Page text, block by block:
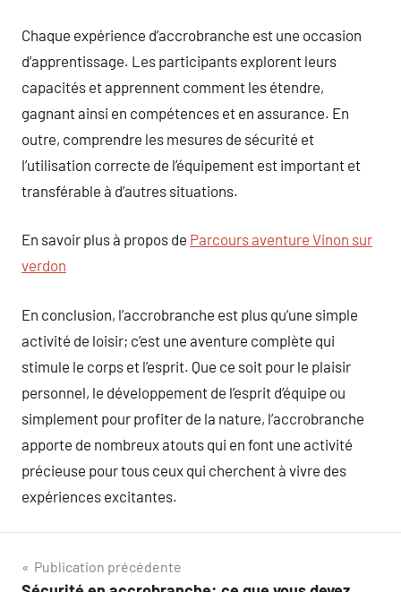
Chaque expérience d’accrobranche est une occasion
d’apprentissage. Les participants explorent leurs
capacités et apprennent comment les étendre,
gagnant ainsi en compétences et en assurance. En
outre, comprendre les mesures de sécurité et
l’utilisation correcte de l’équipement est important et
transférable à d’autres situations.
En savoir plus à propos de Parcours aventure Vinon sur
verdon
En conclusion, l’accrobranche est plus qu’une simple
activité de loisir; c’est une aventure complète qui
stimule le corps et l’esprit. Que ce soit pour le plaisir
personnel, le développement de l’esprit d’équipe ou
simplement pour profiter de la nature, l’accrobranche
apporte de nombreux atouts qui en font une activité
précieuse pour tous ceux qui cherchent à vivre des
expériences excitantes.
Navigation
Publication précédente